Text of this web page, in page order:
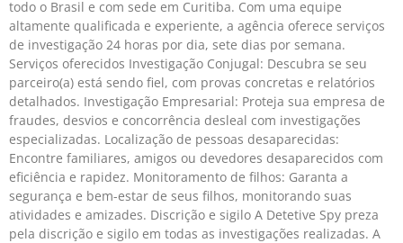
todo o Brasil e com sede em Curitiba. Com uma equipe
altamente qualificada e experiente, a agência oferece serviços
de investigação 24 horas por dia, sete dias por semana.
Serviços oferecidos Investigação Conjugal: Descubra se seu
parceiro(a) está sendo fiel, com provas concretas e relatórios
detalhados. Investigação Empresarial: Proteja sua empresa de
fraudes, desvios e concorrência desleal com investigações
especializadas. Localização de pessoas desaparecidas:
Encontre familiares, amigos ou devedores desaparecidos com
eficiência e rapidez. Monitoramento de filhos: Garanta a
segurança e bem-estar de seus filhos, monitorando suas
atividades e amizades. Discrição e sigilo A Detetive Spy preza
pela discrição e sigilo em todas as investigações realizadas. A